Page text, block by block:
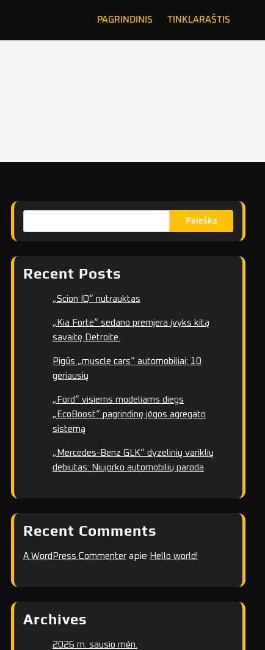
PAGRINDINIS TINKLARAŠTIS
Paieška
Recent Posts
„Scion IQ“ nutrauktas
„Kia Forte“ sedano premjera įvyks kitą
savaitę Detroite.
Pigūs „muscle cars“ automobiliai: 10
geriausių
„Ford“ visiems modeliams diegs
„EcoBoost“ pagrindinę jėgos agregato
sistemą
„Mercedes-Benz GLK“ dyzelinių variklių
debiutas: Niujorko automobilių paroda
Recent Comments
A WordPress Commenter apie Hello world!
Archives
2026 m. sausio mėn.